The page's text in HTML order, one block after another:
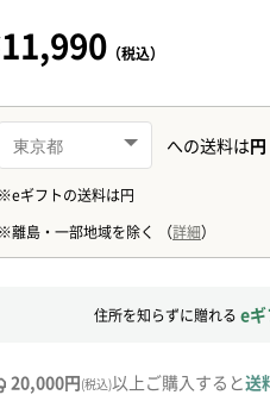
（税込）
住所を知らずに贈れる e
20,000円(税込)以上ご購入すると送